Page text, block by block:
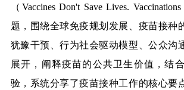
（Vaccines Don't Save Lives.
题，围绕全球免疫规划发展、疫苗接种
犹豫干预、行为社会驱动模型、公众沟
展开，阐释疫苗的公共卫生价值，结
验，系统分享了疫苗接种工作的核心要